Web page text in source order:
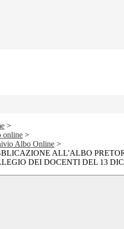
>
online >
Albo Online >
ALL'ALBO
DEI DOCENTI DEL 13